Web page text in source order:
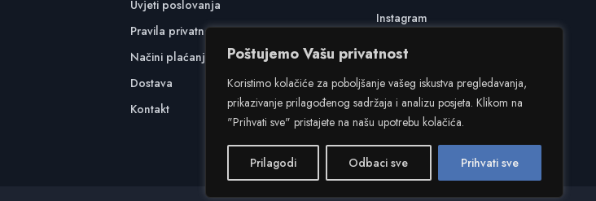
Poštujemo Vašu privatnost
Koristimo kolačiće za poboljšanje vašeg iskustva pregledavanja,
prikazivanje prilagođenog sadržaja i analizu posjeta. Klikom na
"Prihvati sve" pristajete na našu upotrebu kolačića.
Prilagodi Odbaci sve Prihvati sve
Uvjeti poslovanja
Pravila privatnosti
Načini plaćanja
Dostava
Kontakt
Instagram